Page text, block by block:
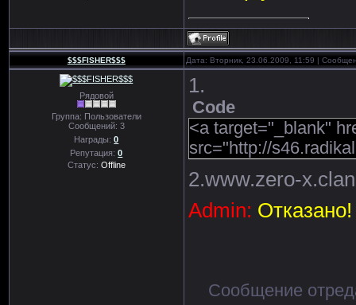
$$$FISHER$$$ Дата: Вторник, 23.06.2009, 11:59 |
Рядовой
Группа: Пользователи
Сообщений: 3
Награды:0
Репутация:0
Статус: Offline
1.
Code
<a target="_blank"
src="http://
2.www.zero-
Admin: Отказано!
Сообщение